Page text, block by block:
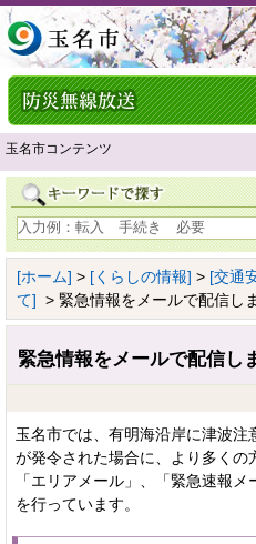
玉名市コンテンツ
[ホーム] > [くらしの情報] > [交通
て] > 緊急情報をメールで配信し
緊急情報をメールで配信し
玉名市では、有明海沿岸に津波
が発令された場合に、より多くの
「エリアメール」、「緊急速報
を行っています。